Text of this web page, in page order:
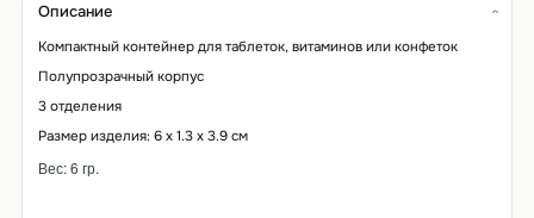
Описание
Компактный контейнер для таблеток, витаминов или конфеток
Полупрозрачный корпус
3 отделения
Размер изделия: 6 x 1.3 x 3.9 см
Вес: 6 гр.